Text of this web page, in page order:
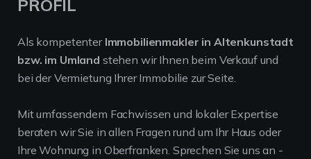
PROFIL
Als kompetenter Immobilienmakler in Altenkunstadt
bzw. im Umland stehen wir Ihnen beim Verkauf und
bei der Vermietung Ihrer Immobilie zur Seite.
Mit umfassendem Fachwissen und lokaler Expertise
beraten wir Sie in allen Fragen rund um Ihr Haus oder
Ihre Wohnung in Oberfranken. Sprechen Sie uns an -